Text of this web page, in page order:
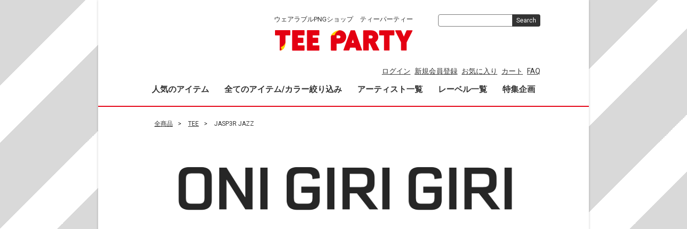
ウェアラブルPNGショップ ティーパーティー
ログイン 新規会員登録 お気に入り カート FAQ
人気のアイテム 全てのアイテム/カラー絞り込み アーティスト一覧 レーベル一覧 特集企画
Search
全商品 TEE JASP3R JAZZ